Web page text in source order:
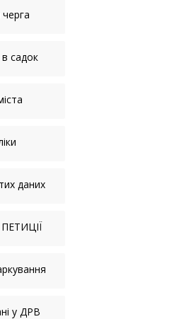
садок
даних
у ДРВ